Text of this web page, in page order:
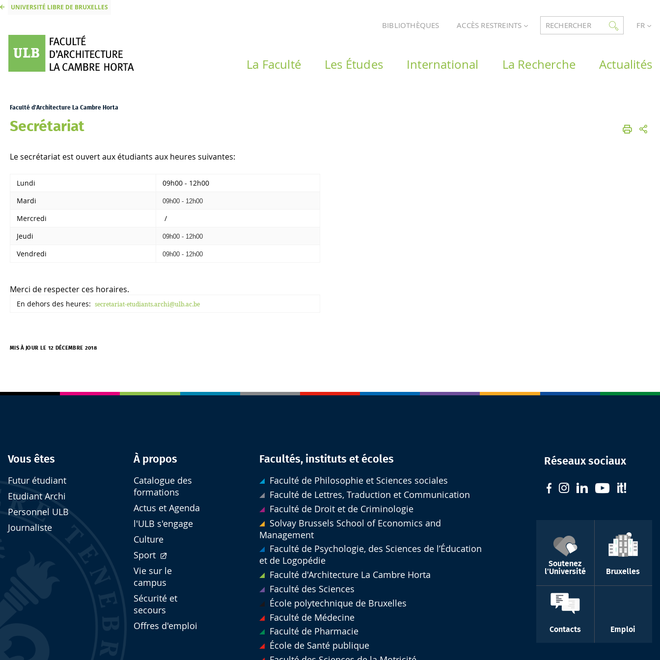
UNIVERSITÉ LIBRE DE BRUXELLES
BIBLIOTHÈQUES ACCÈS RESTREINTS RECHERCHER FR
La Faculté Les Études International La Recherche Actualités
Faculté d'Architecture La Cambre Horta
Secrétariat
Le secrétariat est ouvert aux étudiants aux heures suivantes:
Lundi
09h00 - 12h00
Mardi
09h00 - 12h00
Mercredi
/
Jeudi
09h00 - 12h00
Vendredi 09h00 - 12h00
Merci de respecter ces horaires.
En dehors des heures:secretariat-etudiants.archi@ulb.ac.be
MIS À JOUR LE 12 DÉCEMBRE 2018
Vous êtes
Futur étudiant
Etudiant Archi
Personnel ULB
Journaliste
À propos
Catalogue des
formations
Actus et Agenda
l'ULB s'engage
Culture
Sport
Vie sur le
campus
Sécurité et
secours
Offres d'emploi
Facultés, instituts et écoles
Faculté de Philosophie et Sciences sociales
Faculté de Lettres, Traduction et Communication
Faculté de Droit et de Criminologie
Solvay Brussels School of Economics and
Management
Faculté de Psychologie, des Sciences de l’Éducation
et de Logopédie
Faculté d'Architecture La Cambre Horta
Faculté des Sciences
École polytechnique de Bruxelles
Faculté de Médecine
Faculté de Pharmacie
École de Santé publique
Réseaux sociaux
Soutenez
l'Université
Bruxelles
Contacts Emploi